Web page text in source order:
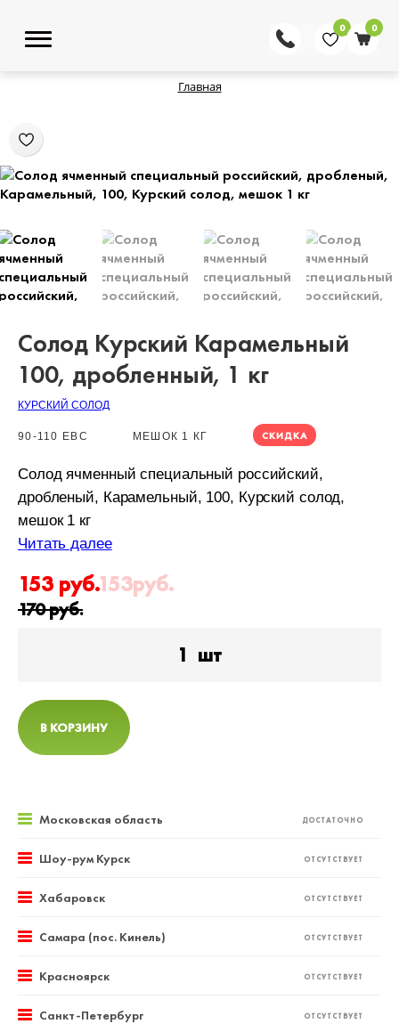
0 0
Главная
Солод Курский Карамельный
100, дробленный, 1 кг
КУРСКИЙ СОЛОД
90-110 EBC МЕШОК 1 КГ СКИДКА
Солод ячменный специальный российский,
дробленый, Карамельный, 100, Курский солод,
мешок 1 кг
Читать далее
153 руб.
170руб.
153руб.
1 шт
В КОРЗИНУ
Московская область ДОСТАТОЧНО
Шоу-рум Курск ОТСУТСТВУЕТ
Хабаровск ОТСУТСТВУЕТ
Самара (пос. Кинель) ОТСУТСТВУЕТ
Красноярск ОТСУТСТВУЕТ
Санкт-Петербург ОТСУТСТВУЕТ